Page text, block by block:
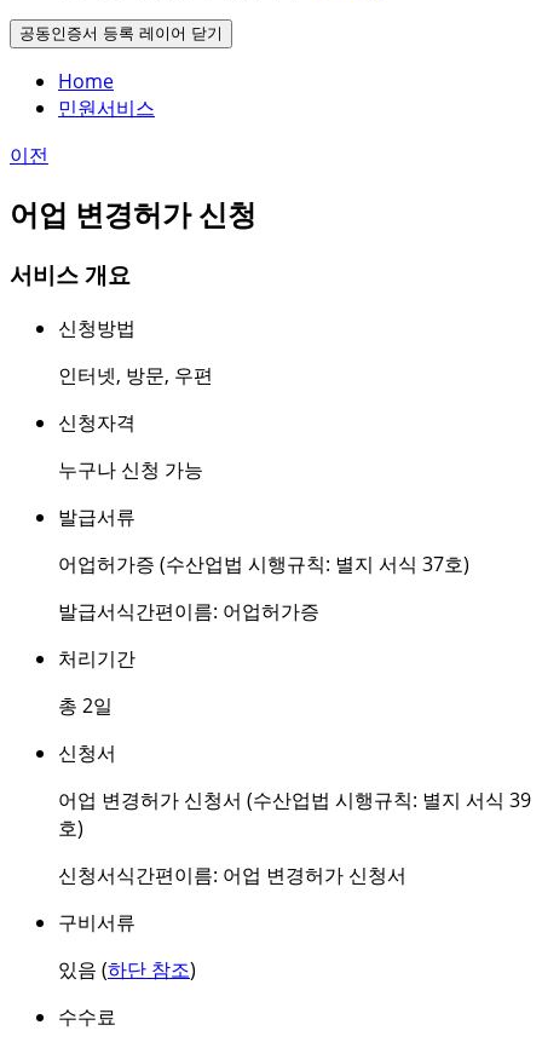
공동인증서 등록 레이어 닫기
Home
민원서비스
이전
어업 변경허가 신청
서비스 개요
신청방법
인터넷, 방문, 우편
신청자격
누구나 신청 가능
발급서류
어업허가증 (수산업법 시행규칙: 별지 서식 37호)
발급서식간편이름: 어업허가증
처리기간
총 2일
신청서
어업 변경허가 신청서 (수산업법 시행규칙: 별지 서식 39
호)
신청서식간편이름: 어업 변경허가 신청서
구비서류
있음 (하단 참조)
수수료